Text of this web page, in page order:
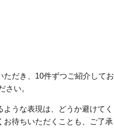
だき、10件ずつご紹介してお
い。
うな表現は、どうか避けてく
待ちいただくことも、ご了承